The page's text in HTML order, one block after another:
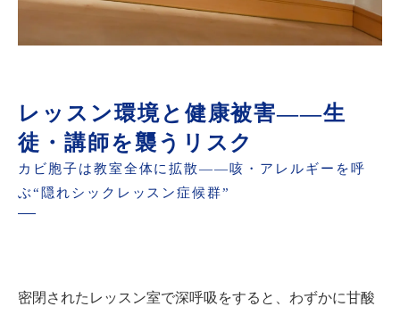
レッスン環境と健康被害——生
徒・講師を襲うリスク
カビ胞子は教室全体に拡散——咳・アレルギーを呼
ぶ“隠れシックレッスン症候群”
密閉されたレッスン室で深呼吸をすると、わずかに甘酸